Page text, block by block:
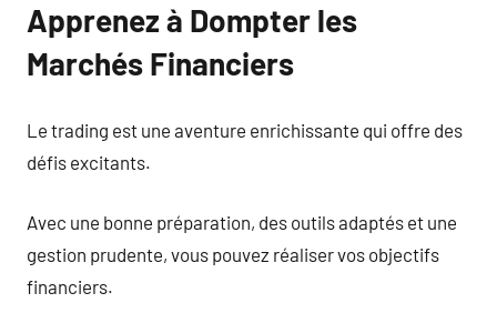
Apprenez à Dompter les
Marchés Financiers
Le trading est une aventure enrichissante qui offre des
défis excitants.
Avec une bonne préparation, des outils adaptés et une
gestion prudente, vous pouvez réaliser vos objectifs
financiers.